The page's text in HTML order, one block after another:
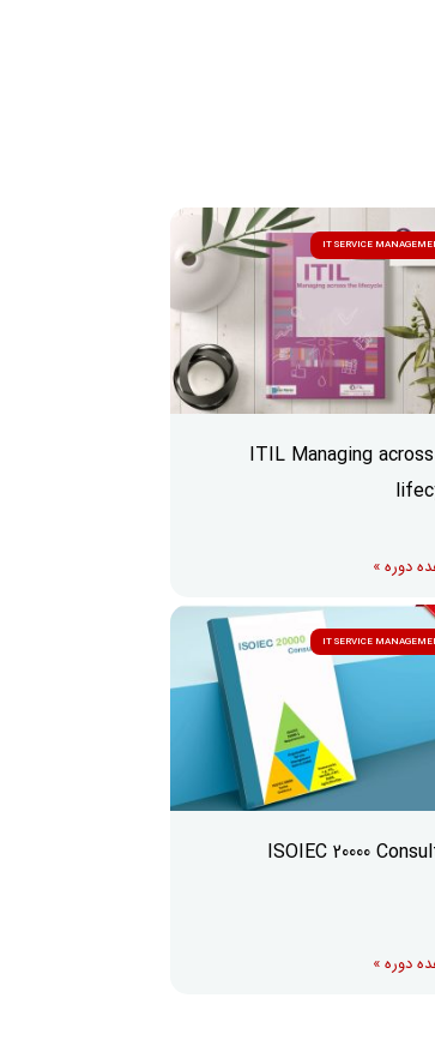
IT SERVICE
ITIL Managing
دوره »
IT SERVICE
ISOIEC 20000
دوره »